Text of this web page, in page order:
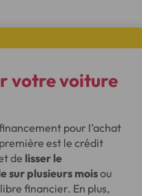
votre voiture
pour l’achat
première est le crédit
de lisser le
sur plusieurs moisou
financier. En plus,